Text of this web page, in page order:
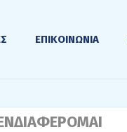
ΕΠΙΚΟΙΝΩΝΙΑ